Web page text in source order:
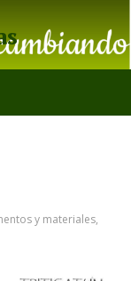
y materiales,